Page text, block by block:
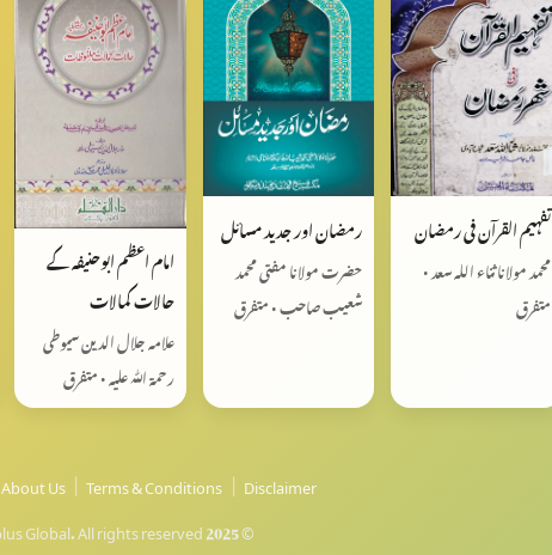
تفہیم القرآن فی رمضان
محمد مولانا ثناء اللہ سعد •
متفرق
رمضان اور جدید مسائل
حضرت مولانا مفتی محمد
شعیب صاحب • متفرق
امام اعظم ابوحنیفہ کے
حالات کمالات
علامہ جلال الدین سیوطی
رحمۃ اللّٰہ علیہ • متفرق
About Us | Terms & Conditions | Disclaimer
© 2025 SGEmplus Global. All rights reserved.